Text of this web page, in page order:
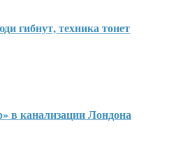
гибнут, техника тонет
в канализации Лондона